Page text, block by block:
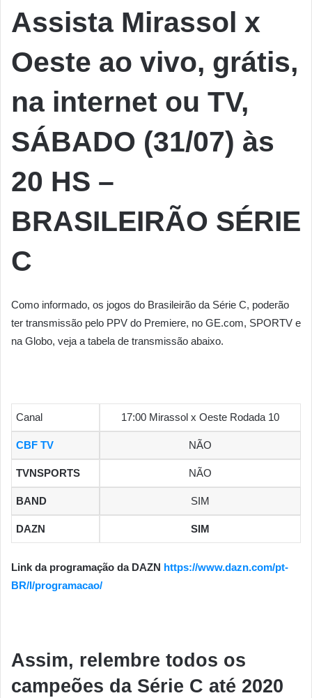
Assista Mirassol x
Oeste ao vivo, grátis,
na internet ou TV,
SÁBADO (31/07) às
20 HS –
BRASILEIRÃO SÉRIE
C
Como informado, os jogos do Brasileirão da Série C, poderão
ter transmissão pelo PPV do Premiere, no GE.com, SPORTV e
na Globo, veja a tabela de transmissão abaixo.
Canal 17:00 Mirassol x Oeste Rodada 10
CBF TV NÃO
TVNSPORTS NÃO
BAND SIM
DAZN SIM
Link da programação da DAZN https://www.dazn.com/pt-
BR/l/programacao/
Assim, relembre todos os
campeões da Série C até 2020